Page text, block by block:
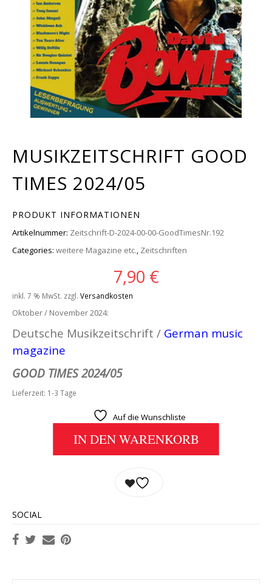
MUSIKZEITSCHRIFT GOOD
TIMES 2024/05
PRODUKT INFORMATIONEN
Artikelnummer: Zeitschrift-D-2024-00-00-GoodTimesNr.192
Categories: weitere Magazine etc., Zeitschriften
7,90 €
inkl. 7 % MwSt. zzgl. Versandkosten
Oktober / November 2024:
Deutsche Musikzeitschrift / German music
magazine
GOOD TIMES 2024/05
Lieferzeit: 1-3 Tage
Auf die Wunschliste
IN DEN WARENKORB
SOCIAL